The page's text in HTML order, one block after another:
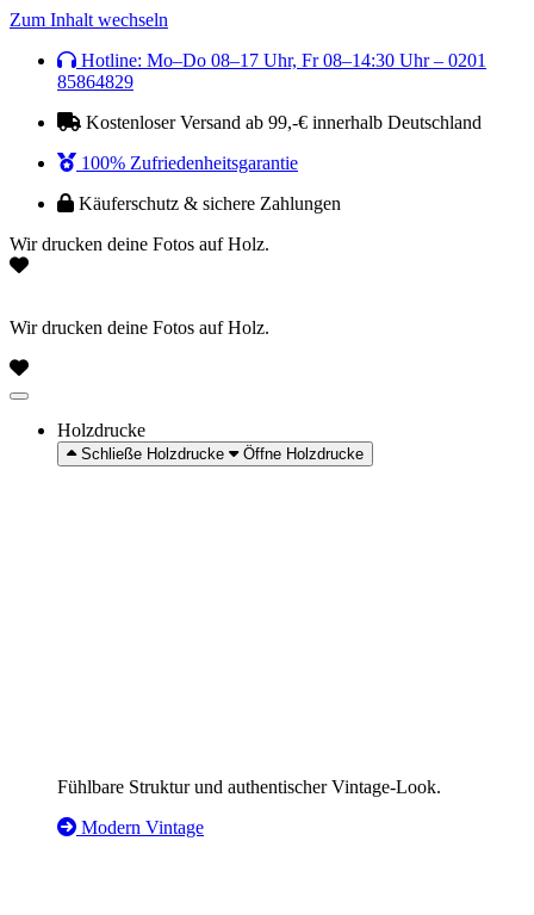
Zum Inhalt wechseln
Hotline: Mo–Do 08–17 Uhr, Fr 08–14:30 Uhr – 0201
85864829
Kostenloser Versand ab 99,-€ innerhalb Deutschland
100% Zufriedenheitsgarantie
Käuferschutz & sichere Zahlungen
Wir drucken deine Fotos auf Holz.
Wir drucken deine Fotos auf Holz.
Holzdrucke
Schließe Holzdrucke Öffne Holzdrucke
Fühlbare Struktur und authentischer Vintage-Look.
Modern Vintage